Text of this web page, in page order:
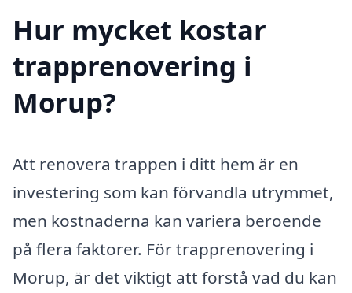
Hur mycket kostar
trapprenovering i
Morup?
Att renovera trappen i ditt hem är en
investering som kan förvandla utrymmet,
men kostnaderna kan variera beroende
på flera faktorer. För trapprenovering i
Morup, är det viktigt att förstå vad du kan